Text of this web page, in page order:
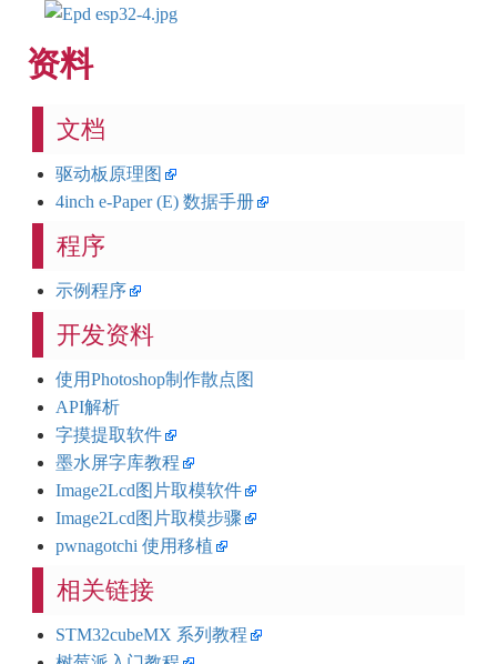
资料
文档
驱动板原理图
4inch e-Paper (E) 数据手册
程序
示例程序
开发资料
使用Photoshop制作散点图
API解析
字摸提取软件
墨水屏字库教程
Image2Lcd图片取模软件
Image2Lcd图片取模步骤
pwnagotchi 使用移植
相关链接
STM32cubeMX 系列教程